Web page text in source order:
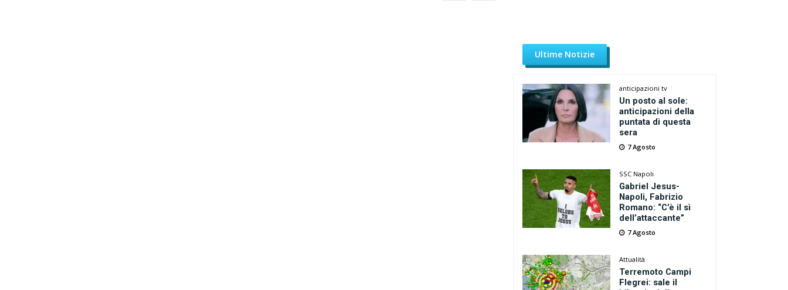
Ultime Notizie
anticipazioni tv
Un posto al sole:
anticipazioni della
puntata di questa
sera
7 Agosto
SSC Napoli
Gabriel Jesus-
Napoli, Fabrizio
Romano: “C’è il sì
dell’attaccante”
7 Agosto
Attualità
Terremoto Campi
Flegrei: sale il